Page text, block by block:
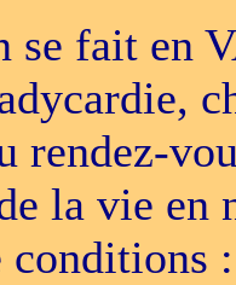
se fait en
rendez-
la vie en
: